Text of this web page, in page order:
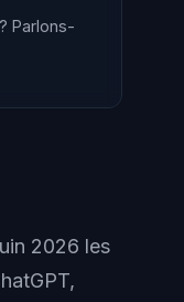
Parlons-
2026 les